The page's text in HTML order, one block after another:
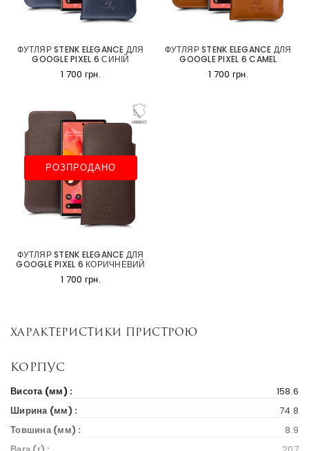
ФУТЛЯР STENK ELEGANCE ДЛЯ
GOOGLE PIXEL 6 СИНІЙ
1 700 грн.
ФУТЛЯР STENK ELEGANCE ДЛЯ
GOOGLE PIXEL 6 CAMEL
1 700 грн.
РОЗПРОДАНО
ФУТЛЯР STENK ELEGANCE ДЛЯ
GOOGLE PIXEL 6 КОРИЧНЕВИЙ
1 700 грн.
Характеристики пристрою
Корпус
Висота (мм) :
158.6
Ширина (мм) :
74.8
Товшина (мм) :
8.9